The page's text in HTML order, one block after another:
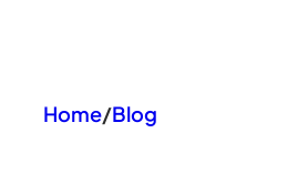
Home/Blog